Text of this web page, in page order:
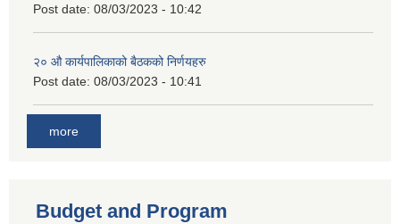
Post date: 08/03/2023 - 10:42
२‍० औ कार्यपालिकाको बैठकको निर्णयहरु
Post date: 08/03/2023 - 10:41
more
Budget and Program